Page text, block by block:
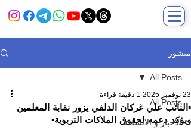
منشور
All Posts
الاخبار و الانشطة
All Posts
▪️النائب علي غركان الدلفي يزور نقابة المعلمين
ويؤكد دعمه لحقوق الملاكات التربوية▪️
23 نوفمبر 2025 1 دقيقة قراءة